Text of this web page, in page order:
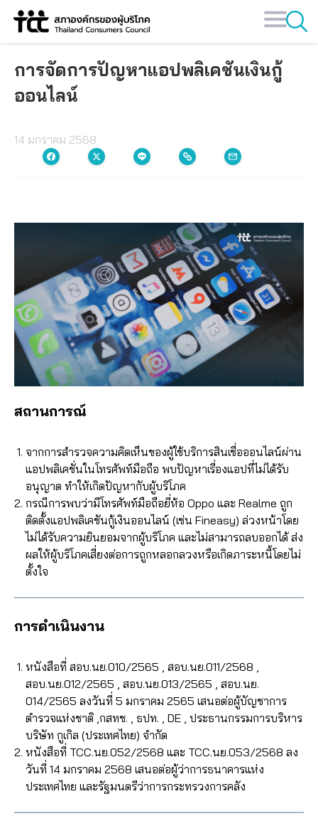
Skip
การจัดการปัญหาแอปพลิเคชันเงินกู้
ออนไลน์
14 มกราคม 2568
สถานการณ์
จากการสำรวจความคิดเห็นของผู้ใช้บริการสินเชื่อออนไลน์ผ่าน
แอปพลิเคชั่นในโทรศัพท์มือถือ พบปัญหาเรื่องแอปที่ไม่ได้รับ
อนุญาต ทำให้เกิดปัญหากับผู้บริโภค
กรณีการพบว่ามีโทรศัพท์มือถือยี่ห้อ Oppo และ Realme ถูก
ติดตั้งแอปพลิเคชันกู้เงินออนไลน์ (เช่น Fineasy) ล่วงหน้าโดย
ไม่ได้รับความยินยอมจากผู้บริโภค และไม่สามารถลบออกได้ ส่ง
ผลให้ผู้บริโภคเสี่ยงต่อการถูกหลอกลวงหรือเกิดภาระหนี้โดยไม่
ตั้งใจ
การดำเนินงาน
หนังสือที่ สอบ.นย.010/2565 , สอบ.นย.011/2568 ,
สอบ.นย.012/2565 , สอบ.นย.013/2565 , สอบ.นย.
014/2565 ลงวันที่ 5 มกราคม 2565 เสนอต่อผู้บัญชาการ
ตำรวจแห่งชาติ ,กสทช. , ธปท. , DE , ประธานกรรมการบริหาร
บริษัท กูเกิล (ประเทศไทย) จำกัด
หนังสือที่ TCC.นย.052/2568 และ TCC.นย.053/2568 ลง
วันที่ 14 มกราคม 2568 เสนอต่อผู้ว่าการธนาคารแห่ง
ประเทศไทย และรัฐมนตรีว่าการกระทรวงการคลัง